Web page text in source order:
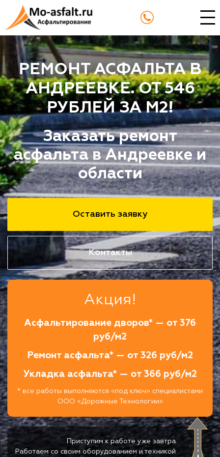
РЕМОНТ АСФАЛЬТА В
АНДРЕЕВКЕ. ОТ 546
РУБЛЕЙ ЗА М2!
Заказать ремонт
асфальта в Андреевке и
области
Оставить заявку
Контакты
Акция!
Асфальтирование дворов* — от 376
руб/м2
Ремонт асфальта* — от 326 руб/м2
Укладка асфальта* — от 366 руб/м2
* все работы выполняются «под ключ» специалистами
ООО «Дорожные Технологии»
Приступим к работе уже завтра
Работаем со своим оборудованием и техникой